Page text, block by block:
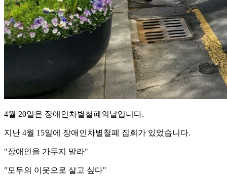
4월 20일은 장애인차별철폐의날입니다.
지난 4월 15일에 장애인차별철폐 집회가 있었습니다.
"장애인을 가두지 말라"
"모두의 이웃으로 살고 싶다"